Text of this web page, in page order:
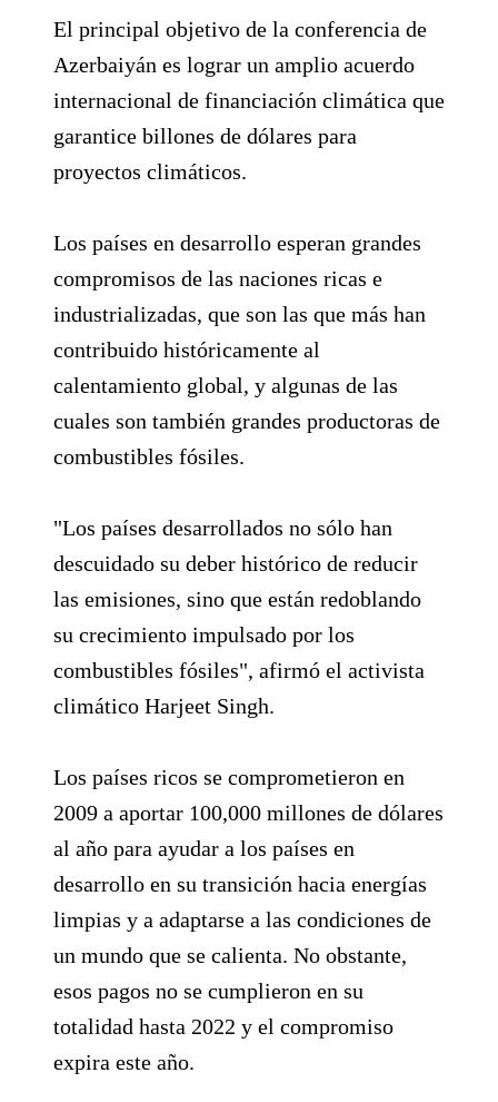
El principal objetivo de la conferencia de
Azerbaiyán es lograr un amplio acuerdo
internacional de financiación climática que
garantice billones de dólares para
proyectos climáticos.
Los países en desarrollo esperan grandes
compromisos de las naciones ricas e
industrializadas, que son las que más han
contribuido históricamente al
calentamiento global, y algunas de las
cuales son también grandes productoras de
combustibles fósiles.
"Los países desarrollados no sólo han
descuidado su deber histórico de reducir
las emisiones, sino que están redoblando
su crecimiento impulsado por los
combustibles fósiles", afirmó el activista
climático Harjeet Singh.
Los países ricos se comprometieron en
2009 a aportar 100,000 millones de dólares
al año para ayudar a los países en
desarrollo en su transición hacia energías
limpias y a adaptarse a las condiciones de
un mundo que se calienta. No obstante,
esos pagos no se cumplieron en su
totalidad hasta 2022 y el compromiso
expira este año.